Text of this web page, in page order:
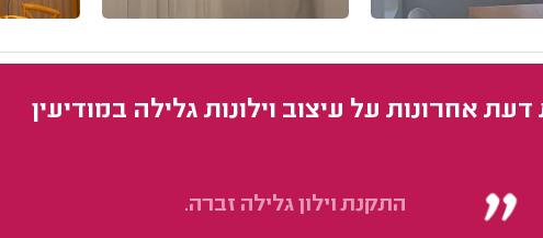
דעת אחרונות על עיצוב וילונות גלילה במודיעין
התקנת וילון גלילה זברה.